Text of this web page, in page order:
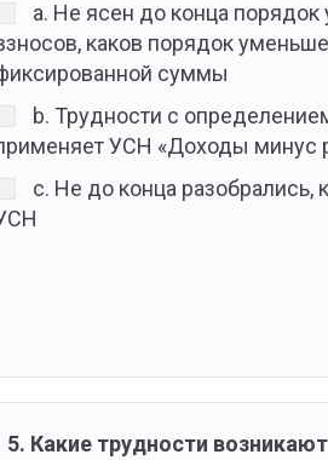
a. Не ясен до конца
каков порядок
суммы
b. Трудности с
УСН «Доходы минус
c. Не до конца разобрались,
5. Какие трудности